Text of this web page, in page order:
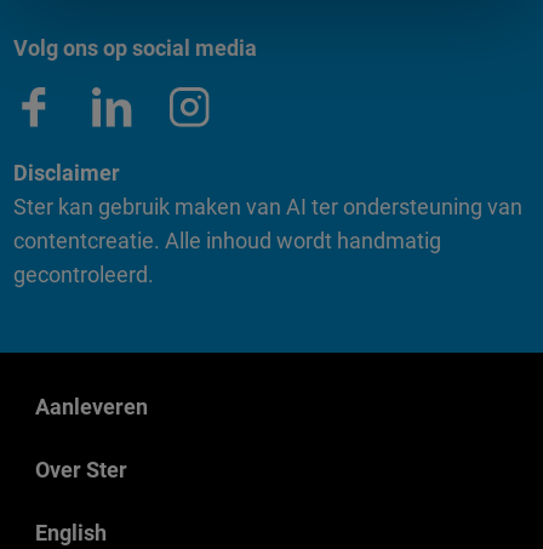
Volg ons op social media
Disclaimer
Ster kan gebruik maken van AI ter ondersteuning van
contentcreatie. Alle inhoud wordt handmatig
gecontroleerd.
Aanleveren
Over Ster
English